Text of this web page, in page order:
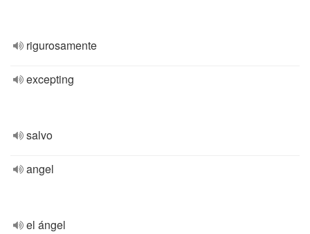
rigurosamente
excepting
salvo
angel
el ángel